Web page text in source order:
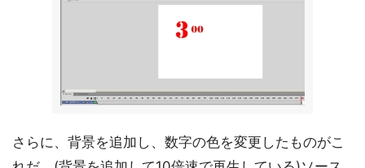
さらに、背景を追加し、数字の色を変更したものがこ